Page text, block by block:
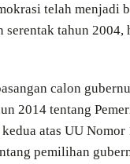
telah menjadi
tahun 2004,
calon
2014 tentang
atas UU Nomor
pemilihan